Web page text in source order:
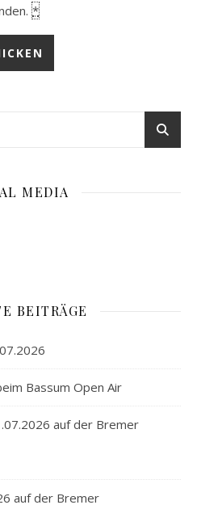
*
MEDIA
BEITRÄGE
Bassum Open Air
auf der Bremer
auf der Bremer